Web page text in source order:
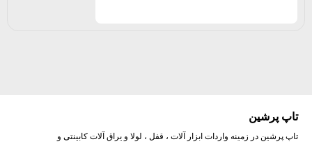
تاپ پرشین
تاپ پرشین در زمینه واردات ابزار آلات ، قفل ، لولا و یراق آلات کابینتی و